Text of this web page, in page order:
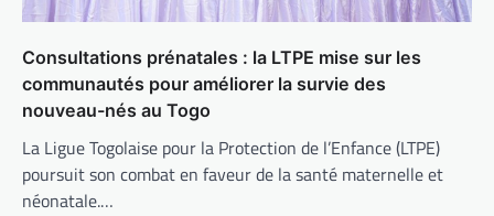
Consultations prénatales : la LTPE mise sur les
communautés pour améliorer la survie des
nouveau-nés au Togo
La Ligue Togolaise pour la Protection de l’Enfance (LTPE)
poursuit son combat en faveur de la santé maternelle et
néonatale.…